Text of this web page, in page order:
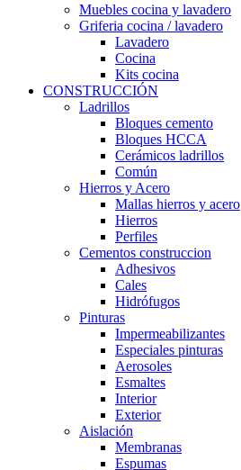
Muebles cocina y lavadero
Griferia cocina / lavadero
Lavadero
Cocina
Kits cocina
CONSTRUCCIÓN
Ladrillos
Bloques cemento
Bloques HCCA
Cerámicos ladrillos
Común
Hierros y Acero
Mallas hierros y acero
Hierros
Perfiles
Cementos construccion
Adhesivos
Cales
Hidrófugos
Pinturas
Impermeabilizantes
Especiales pinturas
Aerosoles
Esmaltes
Interior
Exterior
Aislación
Membranas
Espumas